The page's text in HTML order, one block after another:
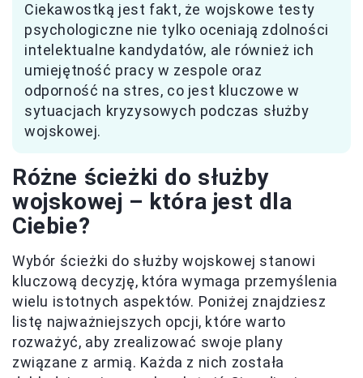
Ciekawostką jest fakt, że wojskowe testy
psychologiczne nie tylko oceniają zdolności
intelektualne kandydatów, ale również ich
umiejętność pracy w zespole oraz
odporność na stres, co jest kluczowe w
sytuacjach kryzysowych podczas służby
wojskowej.
Różne ścieżki do służby
wojskowej – która jest dla
Ciebie?
Wybór ścieżki do służby wojskowej stanowi
kluczową decyzję, która wymaga przemyślenia
wielu istotnych aspektów. Poniżej znajdziesz
listę najważniejszych opcji, które warto
rozważyć, aby zrealizować swoje plany
związane z armią. Każda z nich została